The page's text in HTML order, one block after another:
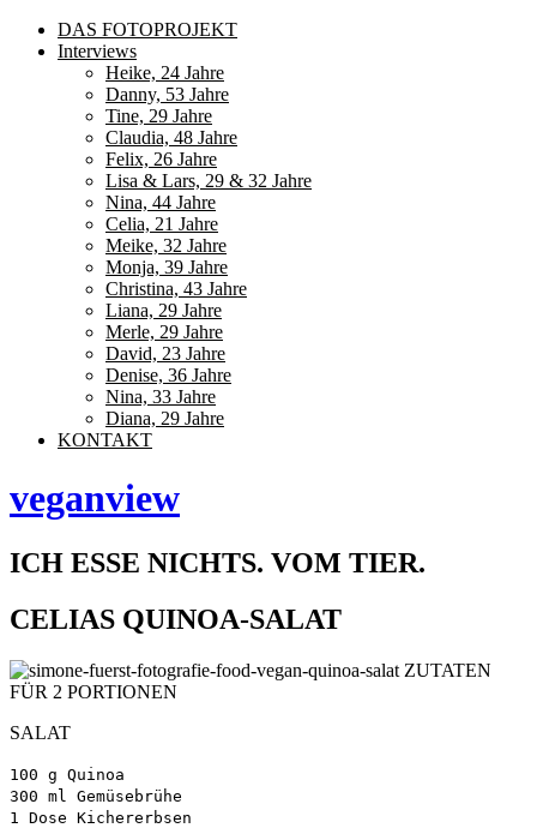
DAS FOTOPROJEKT
Interviews
Heike, 24 Jahre
Danny, 53 Jahre
Tine, 29 Jahre
Claudia, 48 Jahre
Felix, 26 Jahre
Lisa & Lars, 29 & 32 Jahre
Nina, 44 Jahre
Celia, 21 Jahre
Meike, 32 Jahre
Monja, 39 Jahre
Christina, 43 Jahre
Liana, 29 Jahre
Merle, 29 Jahre
David, 23 Jahre
Denise, 36 Jahre
Nina, 33 Jahre
Diana, 29 Jahre
KONTAKT
veganview
ICH ESSE NICHTS. VOM TIER.
CELIAS QUINOA-SALAT
ZUTATEN
FÜR 2 PORTIONEN
SALAT
100 g Quinoa
300 ml Gemüsebrühe
1 Dose Kichererbsen